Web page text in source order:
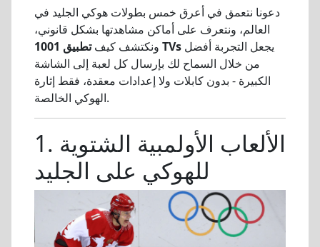
دعونا نتعمق في أعرق خمس بطولات هوكي الجليد في
العالم، ونتعرف على أماكن مشاهدتها بشكل قانوني،
ونكتشف كيف تطبيق 1001 TVs
من خلال السماح لك بإرسال كل لعبة إلى الشاشة
الكبيرة - بدون كابلات ولا إعدادات معقدة، فقط إثارة
الهوكي الخالصة.
1. الألعاب الأولمبية الشتوية
للهوكي على الجليد